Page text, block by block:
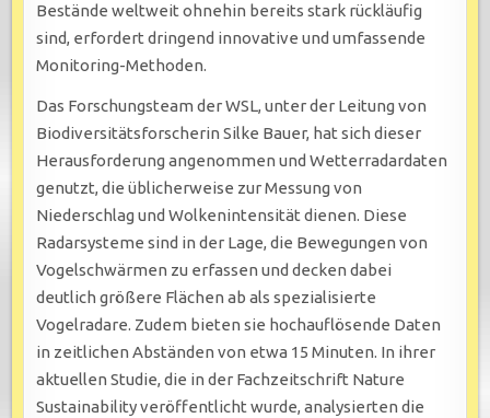
Bestände weltweit ohnehin bereits stark rückläufig
sind, erfordert dringend innovative und umfassende
Monitoring-Methoden.
Das Forschungsteam der WSL, unter der Leitung von
Biodiversitätsforscherin Silke Bauer, hat sich dieser
Herausforderung angenommen und Wetterradardaten
genutzt, die üblicherweise zur Messung von
Niederschlag und Wolkenintensität dienen. Diese
Radarsysteme sind in der Lage, die Bewegungen von
Vogelschwärmen zu erfassen und decken dabei
deutlich größere Flächen ab als spezialisierte
Vogelradare. Zudem bieten sie hochauflösende Daten
in zeitlichen Abständen von etwa 15 Minuten. In ihrer
aktuellen Studie, die in der Fachzeitschrift Nature
Sustainability veröffentlicht wurde, analysierten die